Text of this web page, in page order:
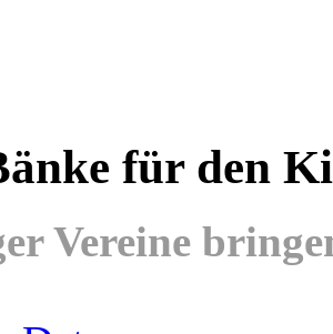
für den
Vereine